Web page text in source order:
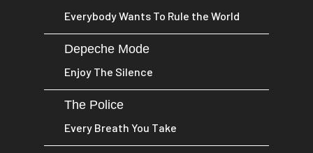
Everybody Wants To Rule the World
Depeche Mode
Enjoy The Silence
The Police
Every Breath You Take